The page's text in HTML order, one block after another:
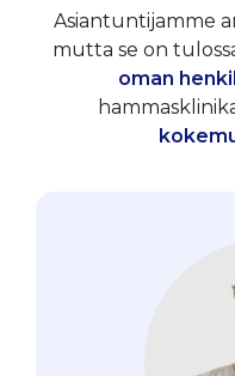
Asiantuntijamme
mutta se on
oman